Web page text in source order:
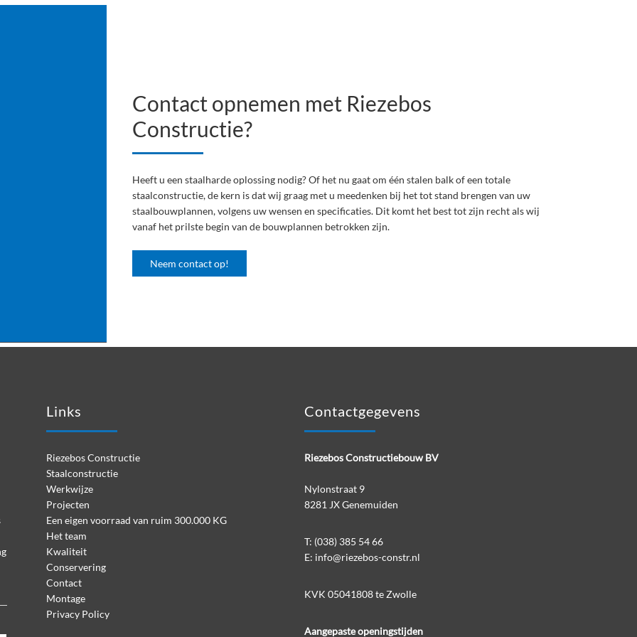
Contact opnemen met Riezebos
Constructie?
Heeft u een staalharde oplossing nodig? Of het nu gaat om één stalen balk of een totale
staalconstructie, de kern is dat wij graag met u meedenken bij het tot stand brengen van uw
staalbouwplannen, volgens uw wensen en specificaties. Dit komt het best tot zijn recht als wij
vanaf het prilste begin van de bouwplannen betrokken zijn.
Neem contact op!
Links
Riezebos Constructie
Staalconstructie
Werkwijze
Projecten
Een eigen voorraad van ruim 300.000 KG
Het team
Kwaliteit
Conservering
Contact
Montage
Privacy Policy
Contactgegevens
Riezebos Constructiebouw BV
Nylonstraat 9
8281 JX Genemuiden
T: (038) 385 54 66
E: info@riezebos-constr.nl
KVK 05041808 te Zwolle
Aangepaste openingstijden